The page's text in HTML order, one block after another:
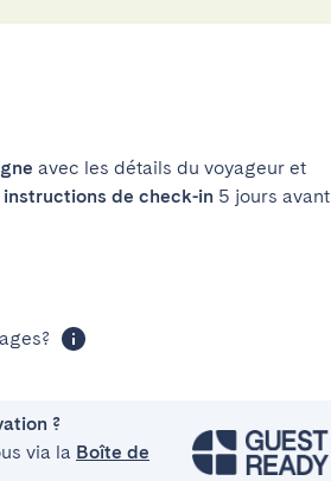
avec les détails du voyageur et
instructions de check-in 5 jours avant
?
via la Boîte de